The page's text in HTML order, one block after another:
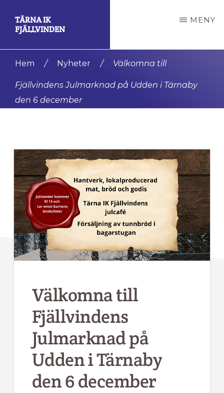
primära
TÄRNA IK
FJÄLLVINDEN
mest
världen.
MENY
Hem / Nyheter / Välkomna till
Fjällvindens Julmarknad på Udden i Tärnaby
den 6 december
Välkomna till
Fjällvindens
Julmarknad på
Udden i Tärnaby
den 6 december